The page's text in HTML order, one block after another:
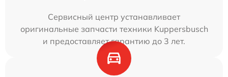
Сервисный центр устанавливает
оригинальные запчасти техники Kuppersbusch
и предоставляет гарантию до 3 лет.